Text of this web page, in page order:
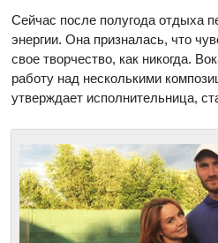
Сейчас после полугода отдыха
энергии. Она призналась, что
свое творчество, как никогда.
работу над несколькими
утверждает исполнительница,